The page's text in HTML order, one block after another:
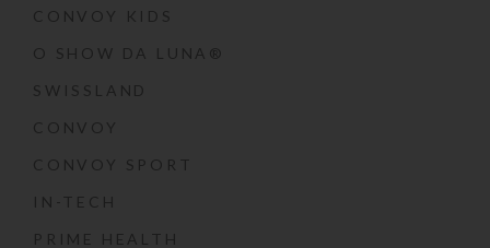
CONVOY KIDS
O SHOW DA LUNA®
SWISSLAND
CONVOY
CONVOY SPORT
IN-TECH
PRIME HEALTH